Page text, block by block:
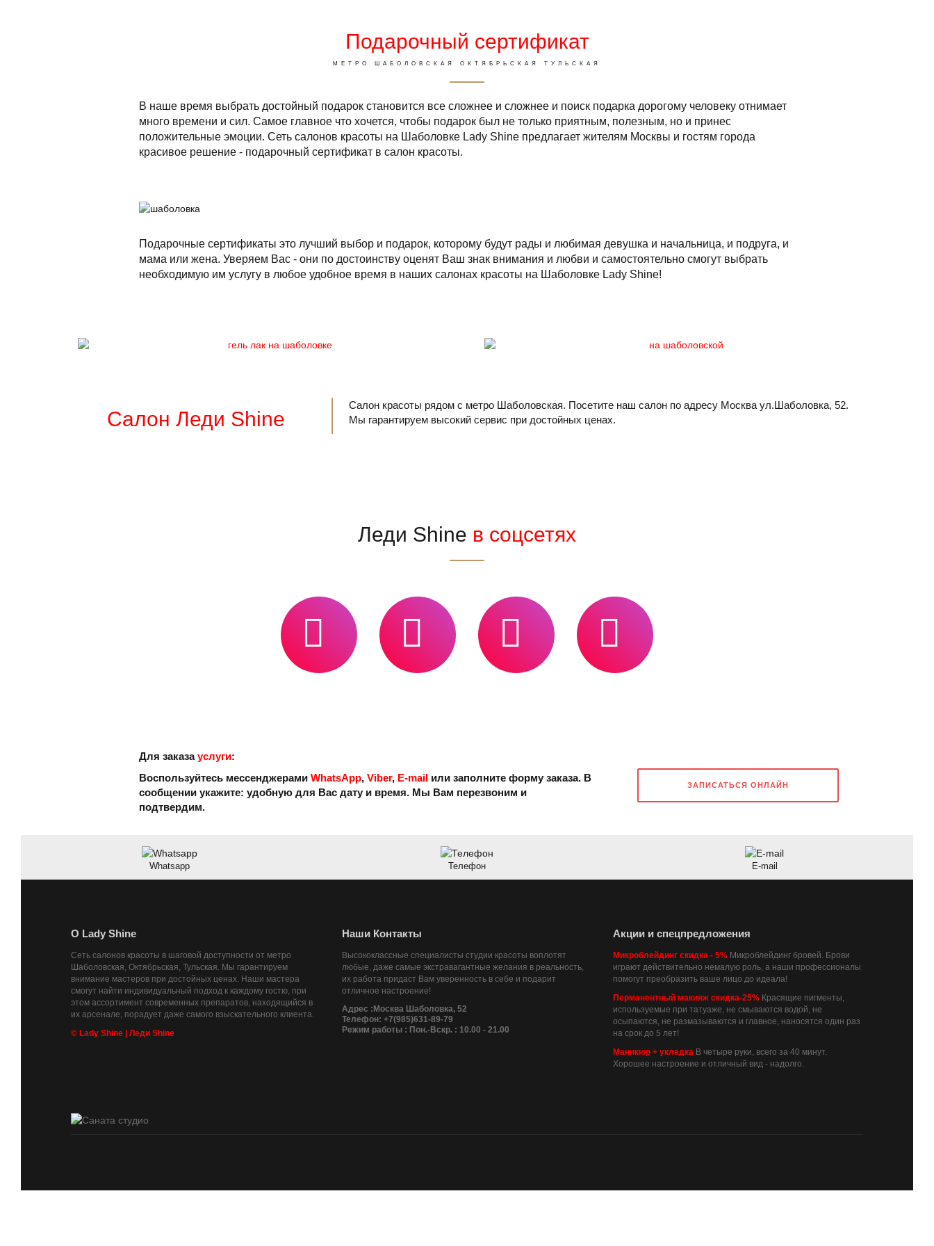
Подарочный сертификат
МЕТРО ШАБОЛОВСКАЯ ОКТЯБРЬСКАЯ ТУЛЬСКАЯ
В наше время выбрать достойный подарок становится все сложнее и сложнее и поиск подарка дорогому человеку отнимает
много времени и сил. Самое главное что хочется, чтобы подарок был не только приятным, полезным, но и принес
положительные эмоции. Сеть салонов красоты на Шаболовке Lady Shine предлагает жителям Москвы и гостям города
красивое решение - подарочный сертификат в салон красоты.
Подарочные сертификаты это лучший выбор и подарок, которому будут рады и любимая девушка и начальница, и подруга, и
мама или жена. Уверяем Вас - они по достоинству оценят Ваш знак внимания и любви и самостоятельно смогут выбрать
необходимую им услугу в любое удобное время в наших салонах красоты на Шаболовке Lady Shine!
Салон Леди Shine
Салон красоты рядом с метро Шаболовская. Посетите наш салон по адресу Москва ул.Шаболовка, 52.
Мы гарантируем высокий сервис при достойных ценах.
Леди Shine в соцсетях
Для заказауслуги:
Воспользуйтесь мессенджерами WhatsApp, Viber, E-mailили заполните форму заказа. В
сообщении укажите: удобную для Вас дату и время. Мы Вам перезвоним и
подтвердим.
ЗАПИСАТЬСЯ ОНЛАЙН
Whatsapp Телефон E-mail
О Lady Shine
Сеть салонов красоты в шаговой доступности от метро
Шаболовская, Октябрьская, Тульская. Мы гарантируем
внимание мастеров при достойных ценах. Наши мастера
смогут найти индивидуальный подход к каждому гостю, при
этом ассортимент современных препаратов, находящийся в
их арсенале, порадует даже самого взыскательного клиента.
© Lady Shine | Леди Shine
Наши Контакты
Высококлассные специалисты студии красоты воплотят
любые, даже самые экстравагантные желания в реальность,
их работа придаст Вам уверенность в себе и подарит
отличное настроение!
Адрес :Москва Шаболовка, 52
Телефон: +7(985)631-89-79
Режим работы : Пон.-Вскр. : 10.00 - 21.00
Акции и спецпредложения
Микроблейдинг скидка - 5% Микроблейдинг бровей. Брови
играют действительно немалую роль, а наши профессионалы
помогут преобразить ваше лицо до идеала!
Перманентный макияж скидка-25% Красящие пигменты,
используемые при татуаже, не смываются водой, не
осыпаются, не размазываются и главное, наносятся один раз
на срок до 5 лет!
Маникюр + укладка В четыре руки, всего за 40 минут.
Хорошее настроение и отличный вид - надолго.